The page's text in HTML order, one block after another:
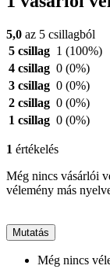
5,0 az 5 csillagból
5 csillag 1 (100%)
4 csillag 0 (0%)
3 csillag 0 (0%)
2 csillag 0 (0%)
1 csillag 0 (0%)
1 értékelés
Még nincs vásárlói
vélemény más
Mutatás
Még nincs